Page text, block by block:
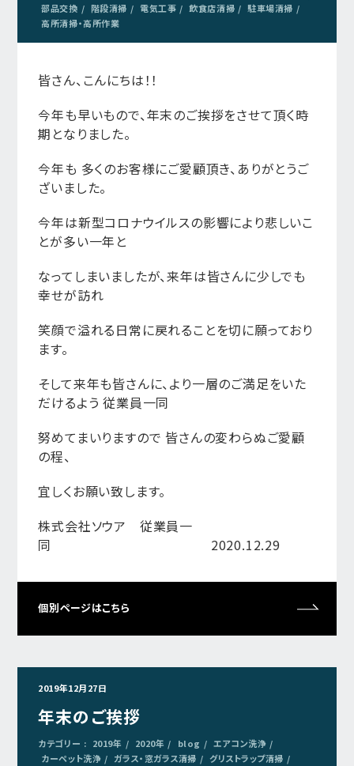
部品交換
階段清掃 電気工事 飲食店清掃
駐車場清掃
高所清掃・高所作業
皆さん、こんにちは！！
今年も早いもので、年末のご挨拶をさせて頂く時
期となりました。
今年も 多くのお客様にご愛顧頂き、ありがとうご
ざいました。
今年は新型コロナウイルスの影響により悲しいこ
とが多い一年と
なってしまいましたが、来年は皆さんに少しでも
幸せが訪れ
笑顔で溢れる日常に戻れることを切に願っており
ます。
そして来年も皆さんに、より一層のご満足をいた
だけるよう 従業員一同
努めてまいりますので 皆さんの変わらぬご愛顧
の程、
宜しくお願い致します。
株式会社ソウア 従業員一
同 2020.12.29
個別ページはこちら
2019年12月27日
年末のご挨拶
カテゴリー : 2019年 2020年 blog
エアコン洗浄
カーペット洗浄
ガラス・窓ガラス清掃
グリストラップ清掃